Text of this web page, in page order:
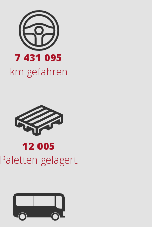
9 077 635
km gefahren
14 665
Paletten gelagert